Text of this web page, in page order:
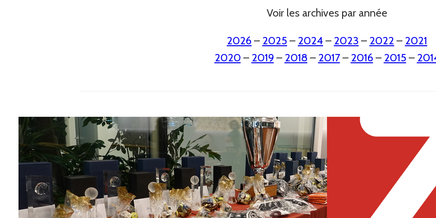
Voir les archives par année
2026 – 2025 – 2024 – 2023 – 2022 – 2021
2020 – 2019 – 2018 – 2017– 2016 – 2015 –